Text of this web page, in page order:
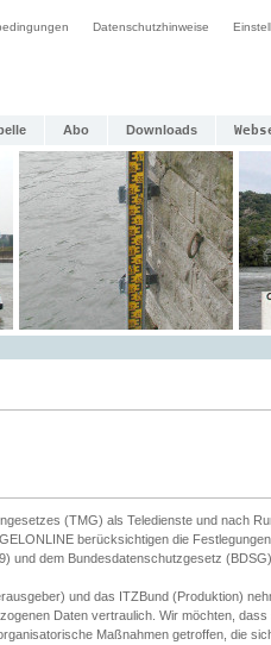
Datenschutzhinweise
Abo Downloads
(TMG) als Teledienste und nach
berücksichtigen die
und dem Bundesdatenschutzgesetz
und das ITZBund (Produktion)
Daten vertraulich. Wir möchten,
Maßnahmen getroffen, die